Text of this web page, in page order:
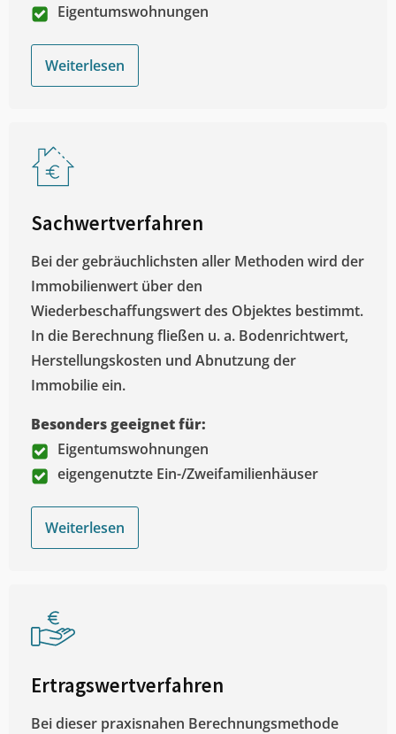
Eigentumswohnungen
Weiterlesen
Sachwertverfahren
Bei der gebräuchlichsten aller Methoden wird der
Immobilienwert über den
Wiederbeschaffungswert des Objektes bestimmt.
In die Berechnung fließen u. a. Bodenrichtwert,
Herstellungskosten und Abnutzung der
Immobilie ein.
Besonders geeignet für:
Eigentumswohnungen
eigengenutzte Ein-/Zweifamilienhäuser
Weiterlesen
Ertragswertverfahren
Bei dieser praxisnahen Berechnungsmethode